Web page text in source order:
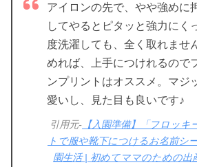
アイロンの先で、やや強めに
してやるとピタッと強力にく
度洗濯しても、全く取れませ
めれば、上手につけれるので
ンプリントはオススメ。マジ
愛いし、見た目も良いです♪
引用元- 【入園準備】「フロッ
トで服や靴下につけるお名前シ
園生活 | 初めてママのための出